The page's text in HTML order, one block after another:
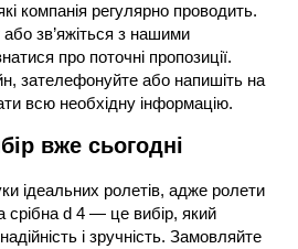
компанія регулярно проводить.
зв’яжіться з нашими
про поточні пропозиції.
зателефонуйте або напишіть на
всю необхідну інформацію.
вже сьогодні
ідеальних ролетів, адже ролети
срібна d 4 — це вибір, який
і зручність. Замовляйте